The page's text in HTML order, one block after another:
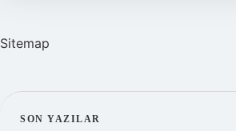
Sitemap
SON YAZILAR